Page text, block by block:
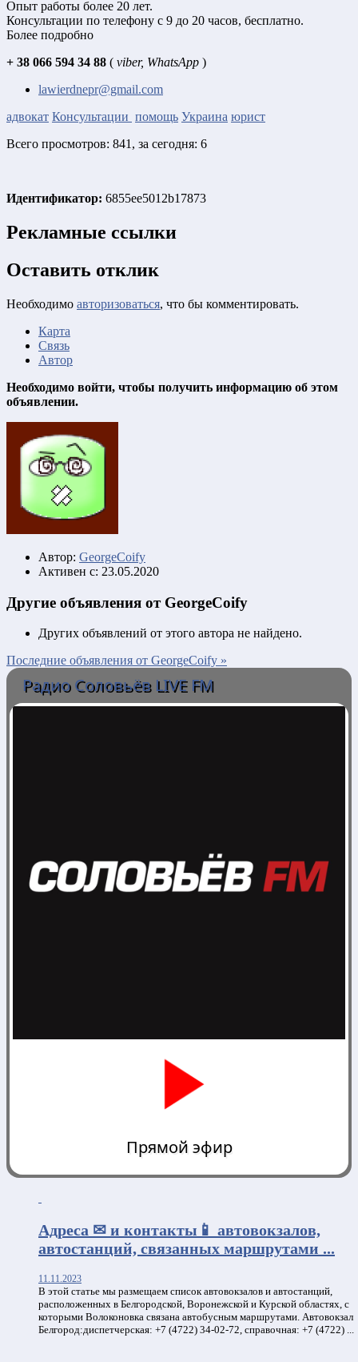
Опыт работы более 20 лет.
Консультации по телефону с 9 до 20 часов, бесплатно.
Более подробно
+ 38 066 594 34 88 ( viber, WhatsApp )
lawierdnepr@gmail.com
адвокат Консультации помощь Украина юрист
Всего просмотров: 841, за сегодня: 6
Идентификатор: 6855ee5012b17873
Рекламные ссылки
Оставить отклик
Необходимо авторизоваться, что бы комментировать.
Карта
Связь
Автор
Необходимо войти, чтобы получить информацию об этом
объявлении.
Автор: GeorgeCoify
Активен с: 23.05.2020
Другие объявления от GeorgeCoify
Других объявлений от этого автора не найдено.
Последние объявления от GeorgeCoify »
Радио Соловьёв LIVE FM
Прямой эфир
Адреса ✉ и контакты📱 автовокзалов,
автостанций, связанных маршрутами ...
11.11.2023
В этой статье мы размещаем список автовокзалов и автостанций,
расположенных в Белгородской, Воронежской и Курской областях, с
которыми Волоконовка связана автобусным маршрутами. Автовокзал
Белгород:диспетчерская: +7 (4722) 34-02-72, справочная: +7 (4722) ...